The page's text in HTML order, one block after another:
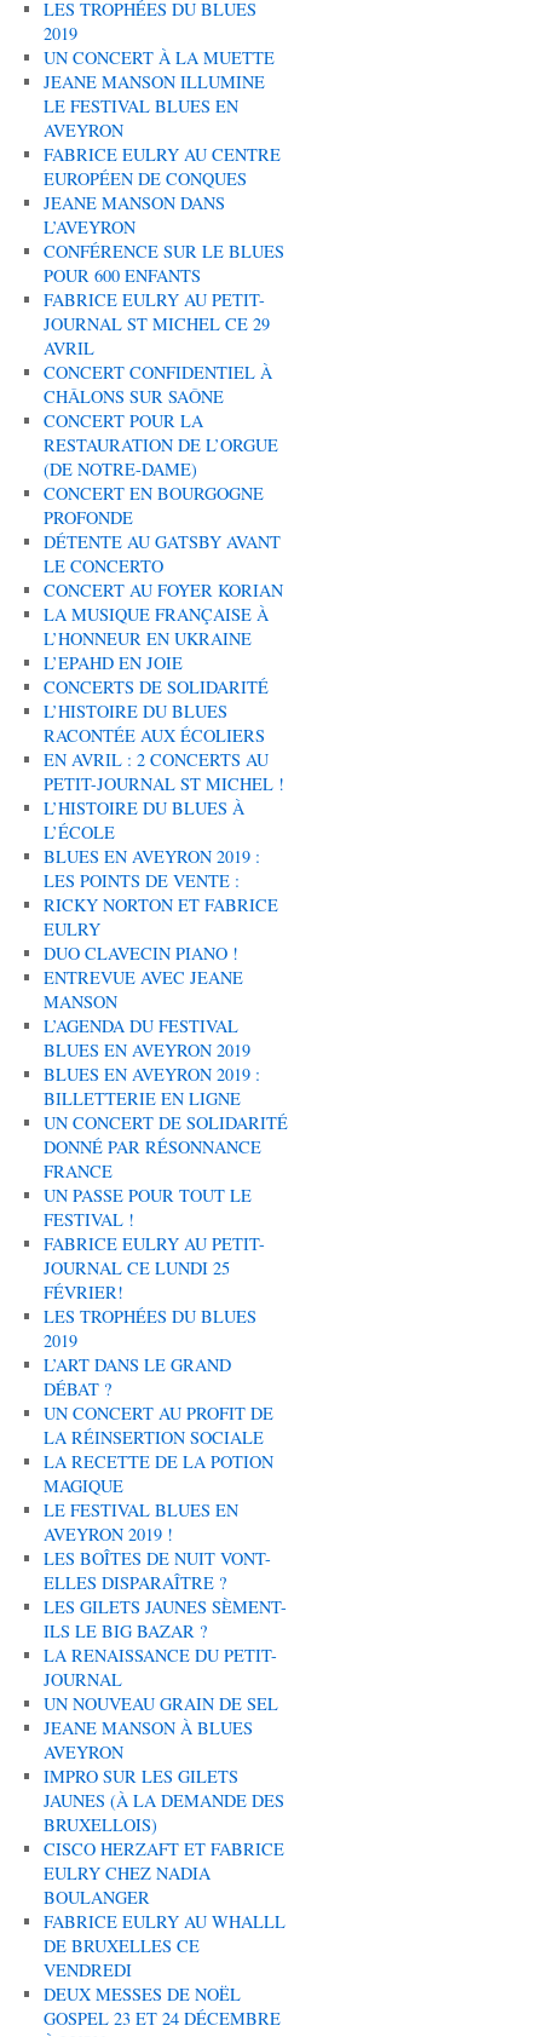
LES TROPHÉES DU BLUES
2019
UN CONCERT À LA MUETTE
JEANE MANSON ILLUMINE
LE FESTIVAL BLUES EN
AVEYRON
FABRICE EULRY AU CENTRE
EUROPÉEN DE CONQUES
JEANE MANSON DANS
L’AVEYRON
CONFÉRENCE SUR LE BLUES
POUR 600 ENFANTS
FABRICE EULRY AU PETIT-
JOURNAL ST MICHEL CE 29
AVRIL
CONCERT CONFIDENTIEL À
CHÂLONS SUR SAÔNE
CONCERT POUR LA
RESTAURATION DE L’ORGUE
(DE NOTRE-DAME)
CONCERT EN BOURGOGNE
PROFONDE
DÉTENTE AU GATSBY AVANT
LE CONCERTO
CONCERT AU FOYER KORIAN
LA MUSIQUE FRANÇAISE À
L’HONNEUR EN UKRAINE
L’EPAHD EN JOIE
CONCERTS DE SOLIDARITÉ
L’HISTOIRE DU BLUES
RACONTÉE AUX ÉCOLIERS
EN AVRIL : 2 CONCERTS AU
PETIT-JOURNAL ST MICHEL !
L’HISTOIRE DU BLUES À
L’ÉCOLE
BLUES EN AVEYRON 2019 :
LES POINTS DE VENTE :
RICKY NORTON ET FABRICE
EULRY
DUO CLAVECIN PIANO !
ENTREVUE AVEC JEANE
MANSON
L’AGENDA DU FESTIVAL
BLUES EN AVEYRON 2019
BLUES EN AVEYRON 2019 :
BILLETTERIE EN LIGNE
UN CONCERT DE SOLIDARITÉ
DONNÉ PAR RÉSONNANCE
FRANCE
UN PASSE POUR TOUT LE
FESTIVAL !
FABRICE EULRY AU PETIT-
JOURNAL CE LUNDI 25
FÉVRIER!
LES TROPHÉES DU BLUES
2019
L’ART DANS LE GRAND
DÉBAT ?
UN CONCERT AU PROFIT DE
LA RÉINSERTION SOCIALE
LA RECETTE DE LA POTION
MAGIQUE
LE FESTIVAL BLUES EN
AVEYRON 2019 !
LES BOÎTES DE NUIT VONT-
ELLES DISPARAÎTRE ?
LES GILETS JAUNES SÈMENT-
ILS LE BIG BAZAR ?
LA RENAISSANCE DU PETIT-
JOURNAL
UN NOUVEAU GRAIN DE SEL
JEANE MANSON À BLUES
AVEYRON
IMPRO SUR LES GILETS
JAUNES (À LA DEMANDE DES
BRUXELLOIS)
CISCO HERZAFT ET FABRICE
EULRY CHEZ NADIA
BOULANGER
FABRICE EULRY AU WHALLL
DE BRUXELLES CE
VENDREDI
DEUX MESSES DE NOËL
GOSPEL 23 ET 24 DÉCEMBRE